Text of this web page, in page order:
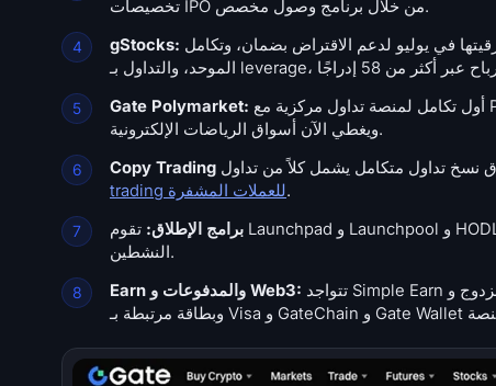
تخصيصات IPO من خلال برنامج وصول مخصص.
gStocks:
Gate Polymarket:
ويغطي الآن أسواق الرياضات الإلكترونية.
trading للعملات المشفرة.
برامج الإطلاق: تقوم Launchpad و Launchpool و HODLer Airdrop و CandyDrop و Alpha Points بتوزيع رموز جديدة على حاملي GT والمتداولين
النشطين.
Earn والمدفوعات و Web3: